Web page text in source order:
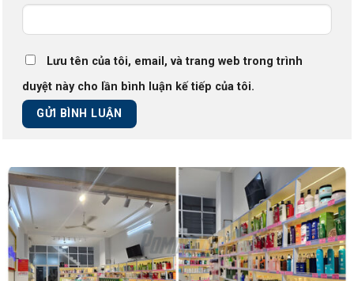
Lưu tên của tôi, email, và trang web trong trình
duyệt này cho lần bình luận kế tiếp của tôi.